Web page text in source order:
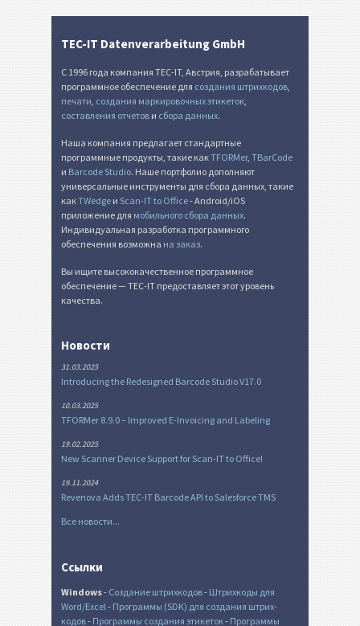
TEC-IT Datenverarbeitung GmbH
С 1996 года компания TEC-IT, Австрия, разрабатывает
программное обеспечение для создания штрихкодов
печати создания маркировочных этикеток
составления отчетов и сбора данных.
Наша компания предлагает стандартные
программные продукты, такие какTFORMer, TBarCode
и Barcode Studio. Наше портфолио дополняют
универсальные инструменты для сбора данных, такие
какTWedge и Scan-IT to Office- Android/iOS
приложение для мобильного сбора данных.
Индивидуальная разработка программного
обеспечения возможна на заказ.
Вы ищите высококачественное программное
обеспечение — TEC-IT предоставляет этот уровень
качества.
Новости
31.03.2025
Introducing the Redesigned Barcode Studio V17.0
10.03.2025
TFORMer 8.9.0 – Improved E-Invoicing and Labeling
19.02.2025
New Scanner Device Support for Scan-IT to Office!
19.11.2024
Revenova Adds TEC-IT Barcode API to Salesforce TMS
Все новости...
Ссылки
Windows- Создание штрихкодов- Штрихкоды для
Word/Excel - Программы (SDK) для создания штрих-
кодов- Программы создания этикеток- Программы